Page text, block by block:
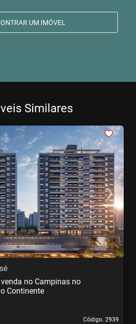
UM IMÓVEL
Similares
›Next
Código. 2939
Código. 2939
no Campinas no
Continente